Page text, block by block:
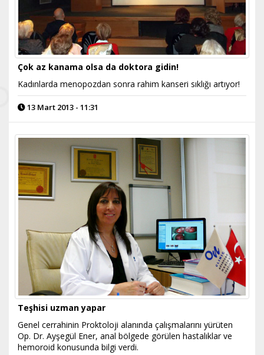
Çok az kanama olsa da doktora gidin!
Kadınlarda menopozdan sonra rahim kanseri sıklığı artıyor!
13 Mart 2013 - 11:31
Teşhisi uzman yapar
Genel cerrahinin Proktoloji alanında çalışmalarını yürüten
Op. Dr. Ayşegül Ener, anal bölgede görülen hastalıklar ve
hemoroid konusunda bilgi verdi.